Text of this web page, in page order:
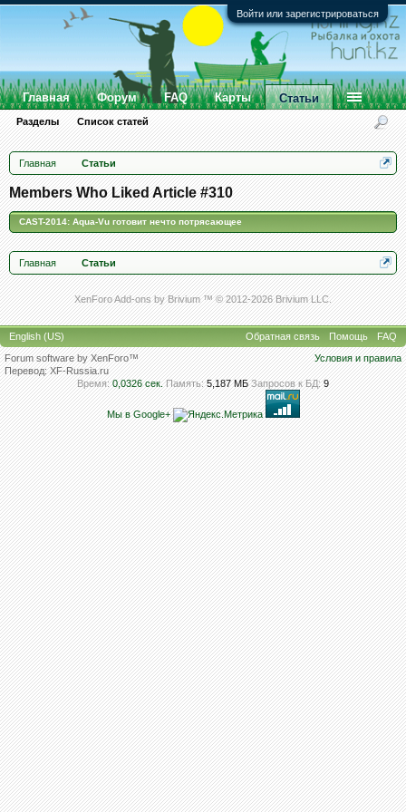
Войти или зарегистрироваться
Главная Статьи
Members Who Liked Article #310
CAST-2014: Aqua-Vu готовит нечто потрясающее
Главная Статьи
XenForo Add-ons by Brivium ™ © 2012-2026 Brivium LLC.
Главная Форум FAQ Карты Статьи
Разделы Список статей
English (US) Обратная связь Помощь
FAQ
Условия и правила
Forum software by XenForo™
Перевод:XF-Russia.ru
Время: 0,0326 сек. Память: 5,187 МБ Запросов к БД: 9
Мы в Google+